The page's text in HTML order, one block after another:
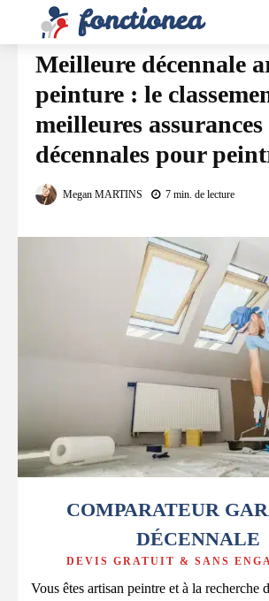
ASSURANCES
Meilleure décennale
peinture : le
meilleures assurances
décennales pour
Megan MARTINS 7 min. de lecture
COMPARATEUR
DÉCENNALE
DEVIS GRATUIT & SANS
Vous êtes artisan peintre et à la recherche